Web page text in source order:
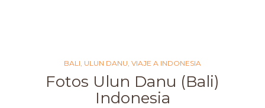
BALI ULUN DANU VIAJE A INDONESIA
Fotos Ulun Danu (Bali)
Indonesia